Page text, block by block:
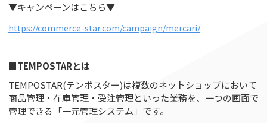
▼キャンペーンはこちら▼
https://commerce-star.com/campaign/mercari/
■TEMPOSTARとは
TEMPOSTAR(テンポスター)は複数のネットショップにおいて
商品管理・在庫管理・受注管理といった業務を、一つの画面で
管理できる「一元管理システム」です。